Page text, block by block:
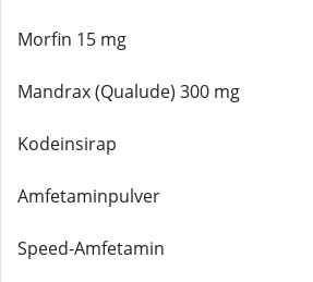
Morfin 15 mg
Mandrax (Qualude) 300 mg
Kodeinsirap
Amfetaminpulver
Speed-Amfetamin